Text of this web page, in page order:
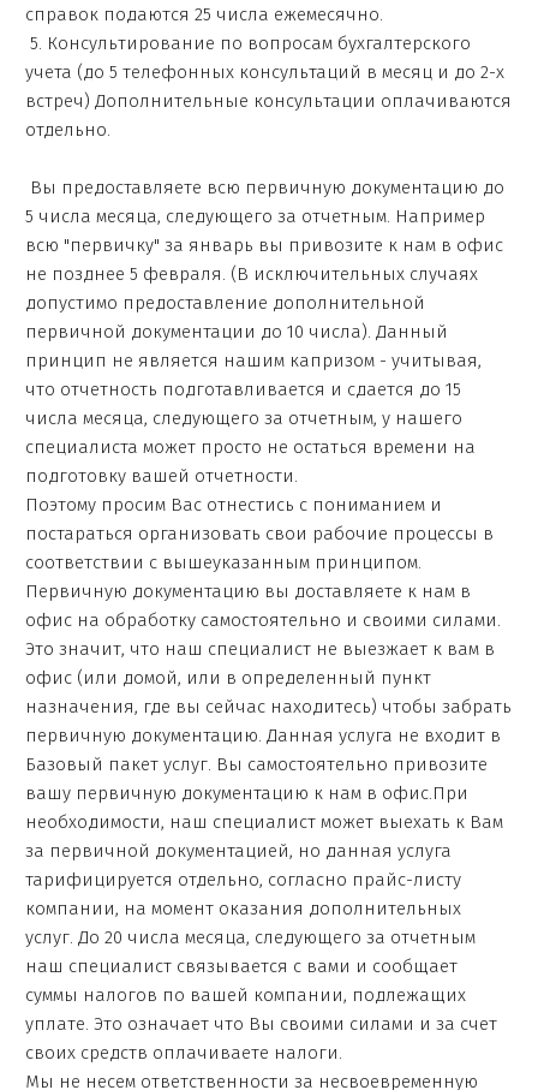
справок подаются 25 числа ежемесячно.
5. Консультирование по вопросам бухгалтерского
учета (до 5 телефонных консультаций в месяц и до 2-х
встреч) Дополнительные консультации оплачиваются
отдельно.
Вы предоставляете всю первичную документацию до
5 числа месяца, следующего за отчетным. Например
всю "первичку" за январь вы привозите к нам в офис
не позднее 5 февраля. (В исключительных случаях
допустимо предоставление дополнительной
первичной документации до 10 числа). Данный
принцип не является нашим капризом - учитывая,
что отчетность подготавливается и сдается до 15
числа месяца, следующего за отчетным, у нашего
специалиста может просто не остаться времени на
подготовку вашей отчетности.
Поэтому просим Вас отнестись с пониманием и
постараться организовать свои рабочие процессы в
соответствии с вышеуказанным принципом.
Первичную документацию вы доставляете к нам в
офис на обработку самостоятельно и своими силами.
Это значит, что наш специалист не выезжает к вам в
офис (или домой, или в определенный пункт
назначения, где вы сейчас находитесь) чтобы забрать
первичную документацию. Данная услуга не входит в
Базовый пакет услуг. Вы самостоятельно привозите
вашу первичную документацию к нам в офис.При
необходимости, наш специалист может выехать к Вам
за первичной документацией, но данная услуга
тарифицируется отдельно, согласно прайс-листу
компании, на момент оказания дополнительных
услуг. До 20 числа месяца, следующего за отчетным
наш специалист связывается с вами и сообщает
суммы налогов по вашей компании, подлежащих
уплате. Это означает что Вы своими силами и за счет
своих средств оплачиваете налоги.
Мы не несем ответственности за несвоевременную